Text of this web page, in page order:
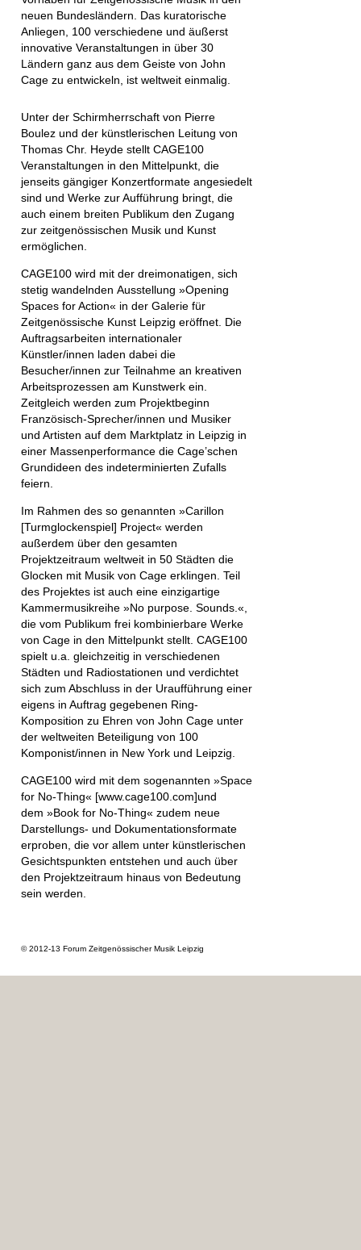
neuen Bundesländern. Das kuratorische
Anliegen, 100 verschiedene und äußerst
innovative Veranstaltungen in über 30
Ländern ganz aus dem Geiste von John
Cage zu entwickeln, ist weltweit einmalig
Unter der Schirmherrschaft von Pierre
Boulez und der künstlerischen Leitung von
Thomas Chr. Heyde stellt CAGE100
Veranstaltungen in den Mittelpunkt, die
jenseits gängiger Konzertformate angesiedelt
sind und Werke zur Aufführung bringt, die
auch einem breiten Publikum den Zugang
zur zeitgenössischen Musik und Kunst
ermöglichen.
CAGE100 wird mit der dreimonatigen, sich
stetig wandelnden Ausstellung »Opening
Spaces for Action« in der Galerie für
Zeitgenössische Kunst Leipzig eröffnet. Die
Auftragsarbeiten internationaler
Künstler/innen laden dabei die
Besucher/innen zur Teilnahme an kreativen
Arbeitsprozessen am Kunstwerk ein.
Zeitgleich werden zum Projektbeginn
Französisch-Sprecher/innen und Musiker
und Artisten auf dem Marktplatz in Leipzig in
einer Massenperformance die Cage’schen
Grundideen des indeterminierten Zufalls
feiern.
Im Rahmen des so genannten »Carillon
[Turmglockenspiel] Project« werden
außerdem über den gesamten
Projektzeitraum weltweit in 50 Städten die
Glocken mit Musik von Cage erklingen. Teil
des Projektes ist auch eine einzigartige
Kammermusikreihe »No purpose. Sounds.«,
die vom Publikum frei kombinierbare Werke
von Cage in den Mittelpunkt stellt. CAGE100
spielt u.a. gleichzeitig in verschiedenen
Städten und Radiostationen und verdichtet
sich zum Abschluss in der Uraufführung einer
eigens in Auftrag gegebenen Ring-
Komposition zu Ehren von John Cage unter
der weltweiten Beteiligung von 100
Komponist/innen in New York und Leipzig.
CAGE100 wird mit dem sogenannten »Space
for No-Thing« [www.cage100.com]und
dem »Book for No-Thing« zudem neue
Darstellungs- und Dokumentationsformate
erproben, die vor allem unter künstlerischen
Gesichtspunkten entstehen und auch über
den Projektzeitraum hinaus von Bedeutung
sein werden.
© 2012-13 Forum Zeitgenössischer Musik Leipzig